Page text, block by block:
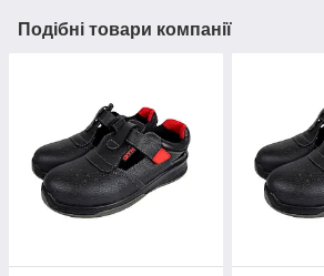
Подібні товари компанії